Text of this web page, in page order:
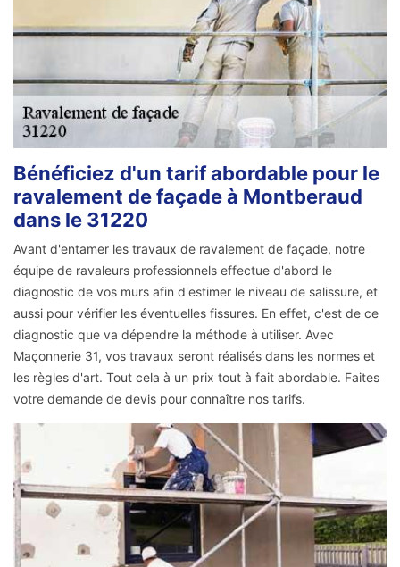
Bénéficiez d'un tarif abordable pour le
ravalement de façade à Montberaud
dans le 31220
Avant d'entamer les travaux de ravalement de façade, notre
équipe de ravaleurs professionnels effectue d'abord le
diagnostic de vos murs afin d'estimer le niveau de salissure, et
aussi pour vérifier les éventuelles fissures. En effet, c'est de ce
diagnostic que va dépendre la méthode à utiliser. Avec
Maçonnerie 31, vos travaux seront réalisés dans les normes et
les règles d'art. Tout cela à un prix tout à fait abordable. Faites
votre demande de devis pour connaître nos tarifs.